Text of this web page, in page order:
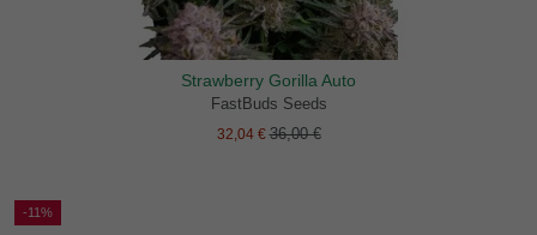
Strawberry Gorilla Auto
FastBuds Seeds
32,04 €36,00 €
-11%